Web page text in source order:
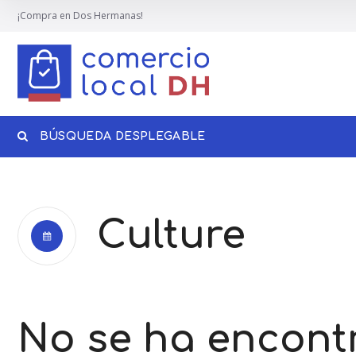
¡Compra en Dos Hermanas!
BÚSQUEDA DESPLEGABLE
Culture
No se ha